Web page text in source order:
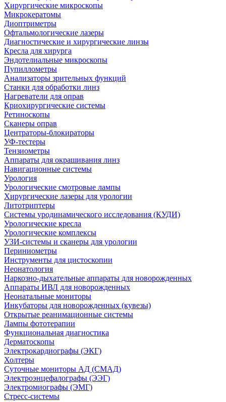
Хирургические микроскопы
Микрокератомы
Диоптриметры
Офтальмологические лазеры
Диагностические и хирургические линзы
Кресла для хирурга
Эндотелиальные микроскопы
Пупиллометры
Анализаторы зрительных функций
Станки для обработки линз
Нагреватели для оправ
Криохирургические системы
Ретиноскопы
Сканеры оправ
Центраторы-блокираторы
УФ-тестеры
Тензиометры
Аппараты для окрашивания линз
Навигационные системы
Урология
Урологические смотровые лампы
Хирургические лазеры для урологии
Литотриптеры
Системы уродинамического исследования (КУДИ)
Урологические кресла
Урологические комплексы
УЗИ-системы и сканеры для урологии
Периниометры
Инструменты для цистоскопии
Неонатология
Наркозно-дыхательные аппараты для новорожденных
Аппараты ИВЛ для новорожденных
Неонатальные мониторы
Инкубаторы для новорожденных (кувезы)
Открытые реанимационные системы
Лампы фототерапии
Функциональная диагностика
Дерматоскопы
Электрокардиографы (ЭКГ)
Холтеры
Суточные мониторы АД (СМАД)
Электроэнцефалографы (ЭЭГ)
Электромиографы (ЭМГ)
Стресс-системы